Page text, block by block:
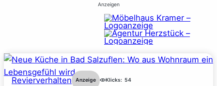
Anzeigen
Revierverhalten Anzeige Klicks: 54